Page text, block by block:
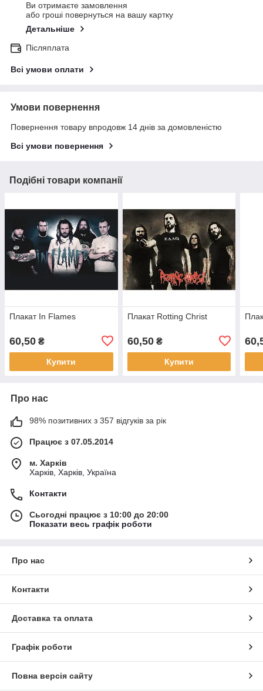
Ви отримаєте замовлення
або гроші повернуться на вашу картку
Детальніше
Післяплата
Всі умови оплати
Умови повернення
Повернення товару впродовж 14 днів за домовленістю
Всі умови повернення
Подібні товари компанії
Плакат In Flames
60,50 ₴
Купити
Плакат Rotting Christ
60,50₴
Купити
Про нас
98% позитивних з 357 відгуків за рік
Працює з 07.05.2014
м. Харків
Харків, Харків, Україна
Контакти
Сьогодні працює з 10:00 до 20:00
Показати весь графік роботи
Про нас
Контакти
Доставка та оплата
Графік роботи
Повна версія сайту